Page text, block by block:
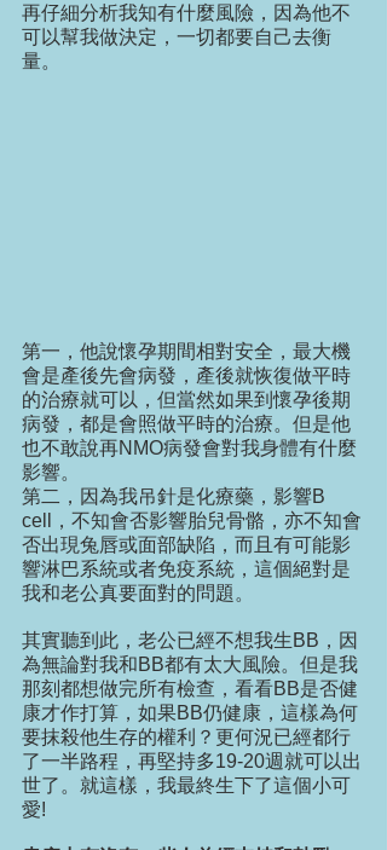
再仔細分析我知有什麼風險，因為他不
可以幫我做決定，一切都要自己去衡
量。
第一，他說懷孕期間相對安全，最大機
會是產後先會病發，產後就恢復做平時
的治療就可以，但當然如果到懷孕後期
病發，都是會照做平時的治療。但是他
也不敢說再NMO病發會對我身體有什麼
影響。
第二，因為我吊針是化療藥，影響B
cell，不知會否影響胎兒骨骼，亦不知會
否出現兔唇或面部缺陷，而且有可能影
響淋巴系統或者免疫系統，這個絕對是
我和老公真要面對的問題。
其實聽到此，老公已經不想我生BB，因
為無論對我和BB都有太大風險。但是我
那刻都想做完所有檢查，看看BB是否健
康才作打算，如果BB仍健康，這樣為何
要抹殺他生存的權利？更何況已經都行
了一半路程，再堅持多19-20週就可以出
世了。就這樣，我最終生下了這個小可
愛!